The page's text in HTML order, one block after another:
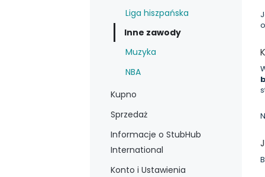
Liga hiszpańska
Inne zawody
Muzyka
NBA
Kupno
Sprzedaż
Informacje o StubHub
International
Konto i Ustawienia